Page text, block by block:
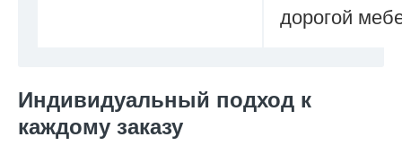
дорогой
Индивидуальный подход к
каждому заказу